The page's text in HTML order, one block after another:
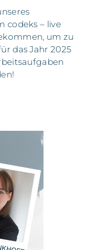
codeks – live
um zu
das Jahr 2025